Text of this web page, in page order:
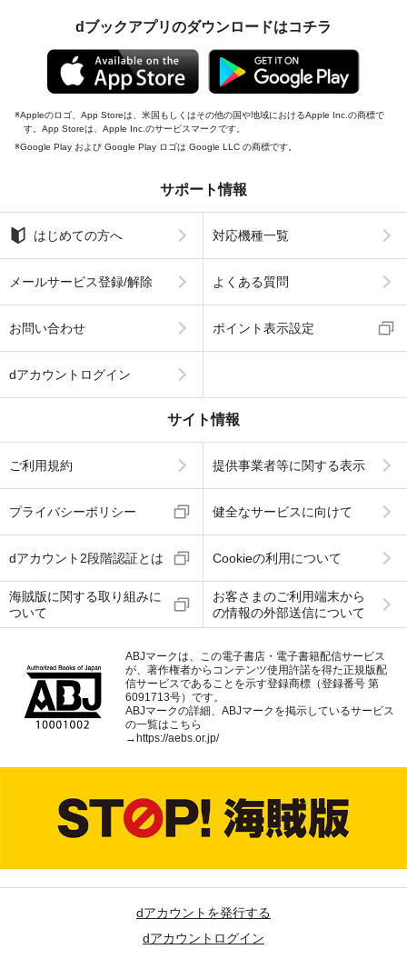
dブックアプリのダウンロードはコチラ
Appleのロゴ、App Storeは、米国もしくはその他の国や地域におけるApple Inc.の商標で
す。App Storeは、Apple Inc.のサービスマークです。
Google Play および Google Play ロゴは Google LLC の商標です。
サポート情報
はじめての方へ 対応機種一覧
メールサービス登録/解除 よくある質問
お問い合わせ ポイント表示設定
dアカウントログイン
サイト情報
ご利用規約 提供事業者等に関する表示
プライバシーポリシー 健全なサービスに向けて
dアカウント2段階認証とは Cookieの利用について
海賊版に関する取り組みに
ついて
お客さまのご利用端末から
の情報の外部送信について
ABJマークは、この電子書店・電子書籍配信サービス
が、著作権者からコンテンツ使用許諾を得た正規版配
信サービスであることを示す登録商標（登録番号 第
6091713号）です。
ABJマークの詳細、ABJマークを掲示しているサービス
の一覧はこちら
→https://aebs.or.jp/
dアカウントを発行する
dアカウントログイン